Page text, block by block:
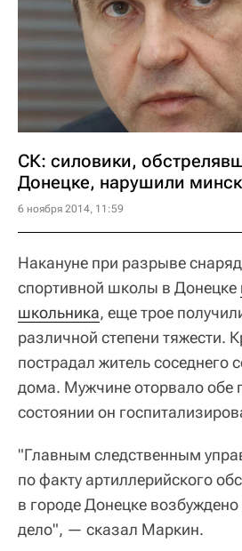
СК: силовики,
Донецке, нарушили
6 ноября 2014, 11:59
Накануне при разрыве
спортивной школы в Донецке
школьника, еще трое
различной степени тяжести.
пострадал житель соседнего
дома. Мужчине оторвало обе
состоянии он
"Главным следственным
по факту артиллерийского
в городе Донецке возбуждено
дело", — сказал Маркин.